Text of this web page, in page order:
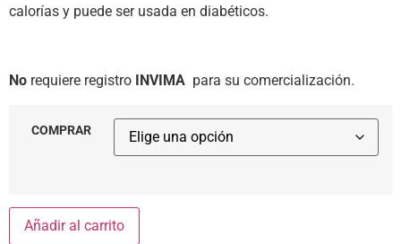
calorías y puede ser usada en diabéticos.
No requiere registro INVIMA para su comercialización.
COMPRAR
Añadir al carrito